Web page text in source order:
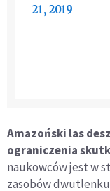
21, 2019
Amazoński las
ograniczenia
naukowców jest w
zasobów